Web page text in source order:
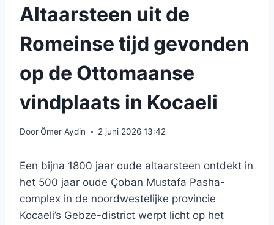
Altaarsteen uit de
Romeinse tijd gevonden
op de Ottomaanse
vindplaats in Kocaeli
DoorÖmer Aydin 2 juni 2026 13:42
Een bijna 1800 jaar oude altaarsteen ontdekt in
het 500 jaar oude Çoban Mustafa Pasha-
complex in de noordwestelijke provincie
Kocaeli’s Gebze-district werpt licht op het